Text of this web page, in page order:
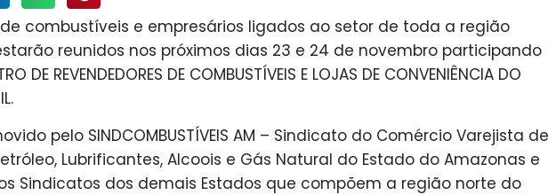
combustíveis e empresários ligados ao setor de toda a região
reunidos nos próximos dias 23 e 24 de novembro participando
DE REVENDEDORES DE COMBUSTÍVEIS E LOJAS DE CONVENIÊNCIA DO
pelo SINDCOMBUSTÍVEIS AM – Sindicato do Comércio Varejista de
Lubrificantes, Alcoois e Gás Natural do Estado do Amazonas e
Sindicatos dos demais Estados que compõem a região norte do